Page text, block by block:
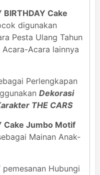
BIRTHDAY Cake
digunakan
Pesta Ulang Tahun
Acara lainnya
Perlengkapan
Dekorasi
THE CARS
Cake Jumbo Motif
Mainan Anak-
Hubungi